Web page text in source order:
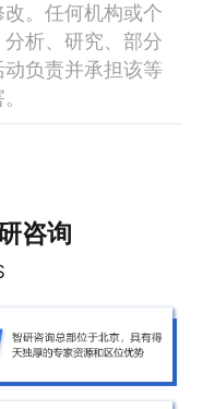
。任何机构或个
析、研究、部分
负责并承担该等
咨询